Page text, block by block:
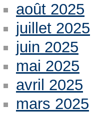
août 2025
juillet 2025
juin 2025
mai 2025
avril 2025
mars 2025